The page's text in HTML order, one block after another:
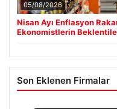
05/08/2026
Nisan Ayı Enflasyon
Ekonomistlerin
Son Eklenen Firmalar